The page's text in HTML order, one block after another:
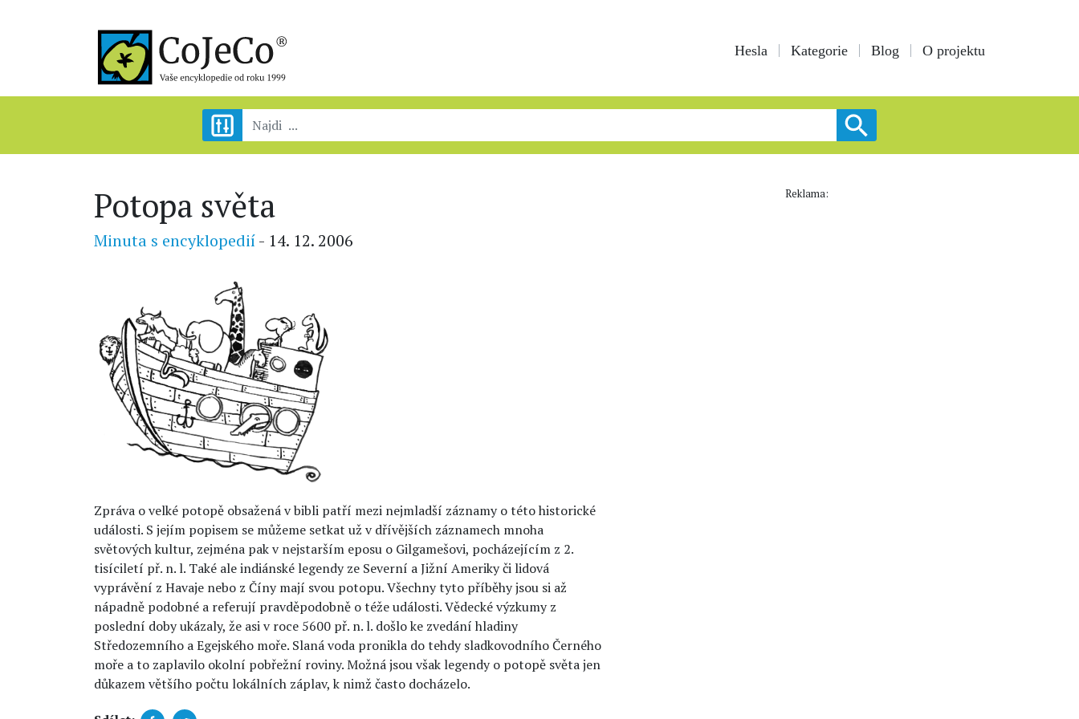
Hesla Kategorie Blog O projektu
Potopa světa
Minuta s encyklopedií- 14. 12. 2006
Zpráva o velké potopě obsažená v bibli patří mezi nejmladší záznamy o této historické
události. S jejím popisem se můžeme setkat už v dřívějších záznamech mnoha
světových kultur, zejména pak v nejstarším eposu o Gilgamešovi, pocházejícím z 2.
tisíciletí př. n. l. Také ale indiánské legendy ze Severní a Jižní Ameriky či lidová
vyprávění z Havaje nebo z Číny mají svou potopu. Všechny tyto příběhy jsou si až
nápadně podobné a referují pravděpodobně o téže události. Vědecké výzkumy z
poslední doby ukázaly, že asi v roce 5600 př. n. l. došlo ke zvedání hladiny
Středozemního a Egejského moře. Slaná voda pronikla do tehdy sladkovodního Černého
moře a to zaplavilo okolní pobřežní roviny. Možná jsou však legendy o potopě světa jen
důkazem většího počtu lokálních záplav, k nimž často docházelo.
Reklama: